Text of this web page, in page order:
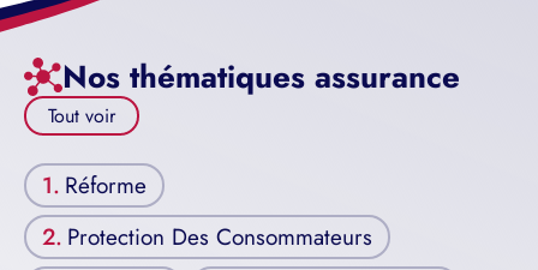
Nos thématiques assurance
Tout voir
Réforme
Protection Des Consommateurs